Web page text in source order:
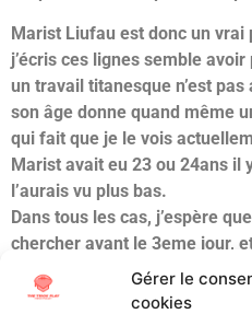
Gérer le
cookies
Marist Liufau est donc un vrai
j’écris ces lignes semble
un travail titanesque n’est
son âge donne quand même
qui fait que je le vois
Marist avait eu 23 ou 24ans il
l’aurais vu plus bas.
Dans tous les cas, j’espère
chercher avant le 3eme jour,
même un 4eme tour serait un